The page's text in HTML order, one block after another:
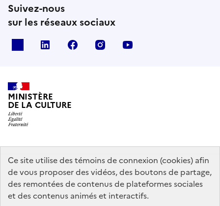
Ce site utilise des témoins de connexion (cookies) afin
de vous proposer des vidéos, des boutons de partage,
des remontées de contenus de plateformes sociales
et des contenus animés et interactifs.
Suivez-nous
sur les réseaux sociaux
linkedin facebook instagram
MINISTÈRE
DE LA CULTURE
data.gouv.fr legifrance.gouv.fr
info.gouv.fr
service-public.gouv.fr